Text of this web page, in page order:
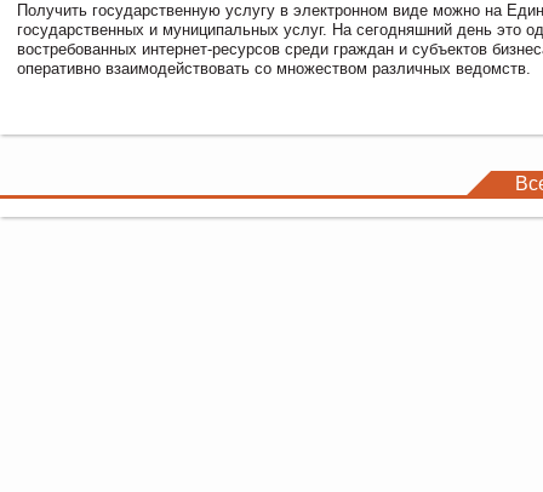
Получить государственную услугу в электронном виде можно на
государственных и муниципальных услуг. На сегодняшний день это
востребованных интернет-ресурсов среди граждан и субъектов
оперативно взаимодействовать со множеством различных ведомств.